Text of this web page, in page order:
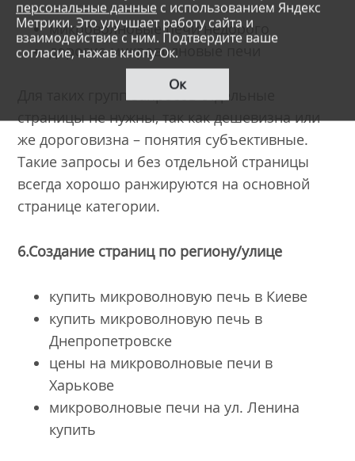
микроволновые печи недорого
дорогие микроволновые печи
Для таких групп запросов отдельные
страницы не нужны, так как дешевизна или
же дороговизна – понятия субъективные.
Такие запросы и без отдельной страницы
всегда хорошо ранжируются на основной
странице категории.
6.Создание страниц по региону/улице
купить микроволновую печь в Киеве
купить микроволновую печь в
Днепропетровске
цены на микроволновые печи в
Харькове
микроволновые печи на ул. Ленина
купить
персональные данные с использованием Яндекс
Метрики. Это улучшает работу сайта и
взаимодействие с ним. Подтвердите ваше
согласие, нажав кнопу Ок.
Ок